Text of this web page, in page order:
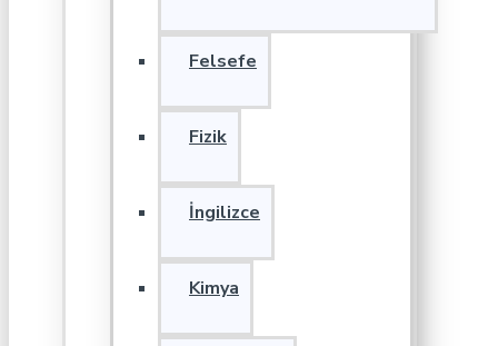
Felsefe
Fizik
İngilizce
Kimya